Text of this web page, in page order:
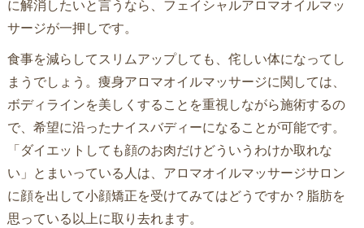
に解消したいと言うなら、フェイシャルアロマオイルマッ
サージが一押しです。
食事を減らしてスリムアップしても、侘しい体になってし
まうでしょう。痩身アロマオイルマッサージに関しては、
ボディラインを美しくすることを重視しながら施術するの
で、希望に沿ったナイスバディーになることが可能です。
「ダイエットしても顔のお肉だけどういうわけか取れな
い」とまいっている人は、アロマオイルマッサージサロン
に顔を出して小顔矯正を受けてみてはどうですか？脂肪を
思っている以上に取り去れます。